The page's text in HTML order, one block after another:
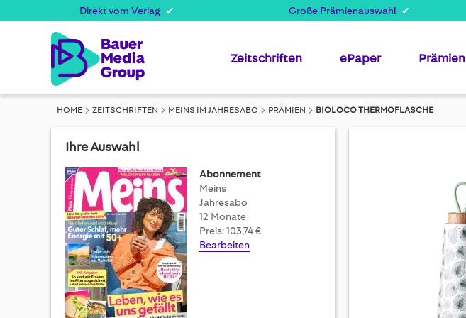
Direkt vom Verlag Große Prämienauswahl
Zeitschriften ePaper Prämien
HOME ZEITSCHRIFTEN MEINS IM JAHRESABO PRÄMIEN BIOLOCO THERMOFLASCHE
Ihre Auswahl
Abonnement
Meins
Jahresabo
12 Monate
Preis: 103,74 €
Bearbeiten